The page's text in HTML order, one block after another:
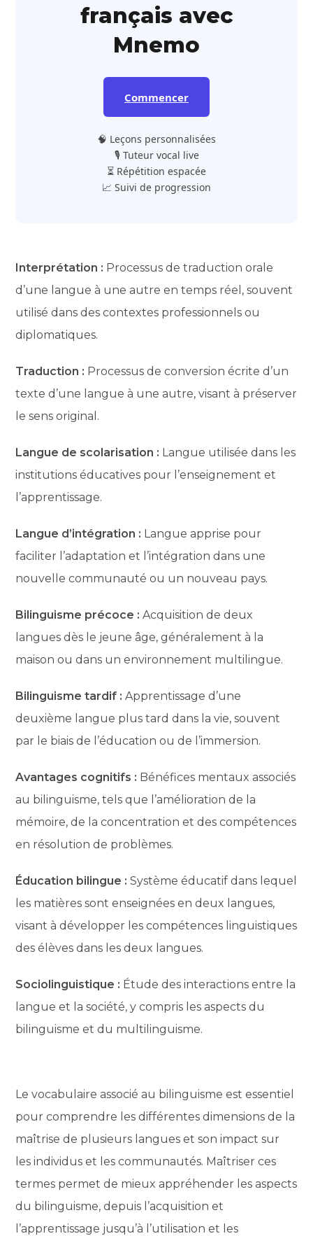
français avec
Mnemo
Commencer
🧠 Leçons personnalisées
🎙️ Tuteur vocal live
⏳ Répétition espacée
📈 Suivi de progression
Interprétation : Processus de traduction orale
d’une langue à une autre en temps réel, souvent
utilisé dans des contextes professionnels ou
diplomatiques.
Traduction : Processus de conversion écrite d’un
texte d’une langue à une autre, visant à préserver
le sens original.
Langue de scolarisation : Langue utilisée dans les
institutions éducatives pour l’enseignement et
l’apprentissage.
Langue d’intégration : Langue apprise pour
faciliter l’adaptation et l’intégration dans une
nouvelle communauté ou un nouveau pays.
Bilinguisme précoce : Acquisition de deux
langues dès le jeune âge, généralement à la
maison ou dans un environnement multilingue.
Bilinguisme tardif : Apprentissage d’une
deuxième langue plus tard dans la vie, souvent
par le biais de l’éducation ou de l’immersion.
Avantages cognitifs : Bénéfices mentaux associés
au bilinguisme, tels que l’amélioration de la
mémoire, de la concentration et des compétences
en résolution de problèmes.
Éducation bilingue : Système éducatif dans lequel
les matières sont enseignées en deux langues,
visant à développer les compétences linguistiques
des élèves dans les deux langues.
Sociolinguistique : Étude des interactions entre la
langue et la société, y compris les aspects du
bilinguisme et du multilinguisme.
Le vocabulaire associé au bilinguisme est essentiel
pour comprendre les différentes dimensions de la
maîtrise de plusieurs langues et son impact sur
les individus et les communautés. Maîtriser ces
termes permet de mieux appréhender les aspects
du bilinguisme, depuis l’acquisition et
l’apprentissage jusqu’à l’utilisation et les